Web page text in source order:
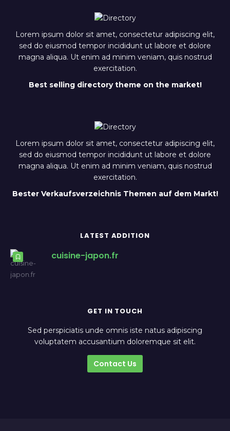
Lorem ipsum dolor sit amet, consectetur adipiscing elit,
sed do eiusmod tempor incididunt ut labore et dolore
magna aliqua. Ut enim ad minim veniam, quis nostrud
exercitation.
Best selling directory theme on the market!
Lorem ipsum dolor sit amet, consectetur adipiscing elit,
sed do eiusmod tempor incididunt ut labore et dolore
magna aliqua. Ut enim ad minim veniam, quis nostrud
exercitation.
Bester Verkaufsverzeichnis Themen auf dem Markt!
LATEST ADDITION
cuisine-japon.fr
GET IN TOUCH
Sed perspiciatis unde omnis iste natus adipiscing
voluptatem accusantium doloremque sit elit.
Contact Us